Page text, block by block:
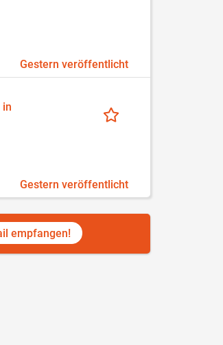
Gestern veröffentlicht
in
Gestern veröffentlicht
empfangen!